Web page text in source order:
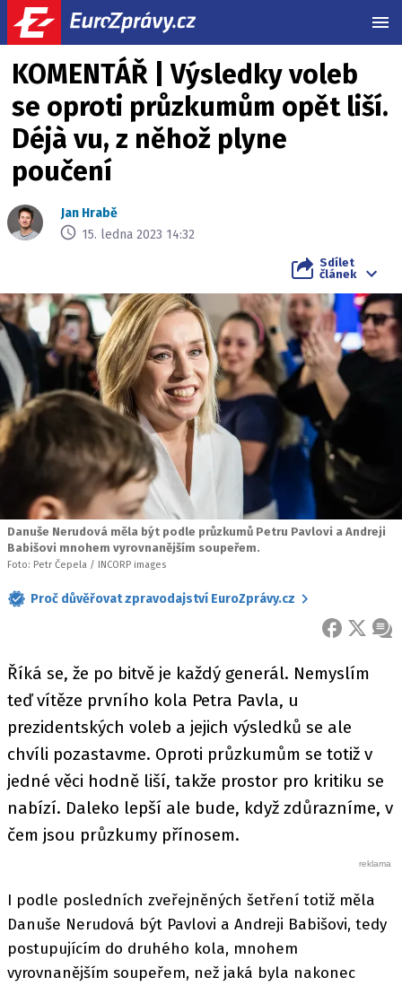
KOMENTÁŘ | Výsledky voleb
se oproti průzkumům opět liší.
Déjà vu, z něhož plyne
poučení
Jan Hrabě
15. ledna 2023 14:32
Sdílet
článek
Danuše Nerudová měla být podle průzkumů Petru Pavlovi a Andreji
Babišovi mnohem vyrovnanějším soupeřem.
Foto: Petr Čepela / INCORP images
Proč důvěřovat zpravodajství EuroZprávy.cz
FACEBOOK
X
Říká se, že po bitvě je každý generál. Nemyslím
teď vítěze prvního kola Petra Pavla, u
prezidentských voleb a jejich výsledků se ale
chvíli pozastavme. Oproti průzkumům se totiž v
jedné věci hodně liší, takže prostor pro kritiku se
nabízí. Daleko lepší ale bude, když zdůrazníme, v
čem jsou průzkumy přínosem.
I podle posledních zveřejněných šetření totiž měla
Danuše Nerudová být Pavlovi a Andreji Babišovi, tedy
postupujícím do druhého kola, mnohem
vyrovnanějším soupeřem, než jaká byla nakonec